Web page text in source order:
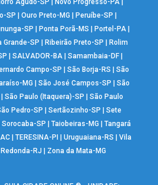
Agudo-SP Novo Progresso-PA
SP |Ouro Preto-MG Peruíbe-SP
SP Ponta Porã-MS Portel-PA|
Grande-SP Ribeirão Preto-SP
Rolim
|SALVADOR-BA |Samambaia-DF
Campo-SP São Borja-RS
São
MG São José Campos-SP
São
São Paulo (Itaquera)-SP
São Paulo
Pedro-SP Sertãozinho-SP
Sete
|Sorocaba-SP |Taiobeiras-MG |Tangará
| TERESINA-PI Uruguaiana-RS
Vila
RJ Zona da Mata-MG